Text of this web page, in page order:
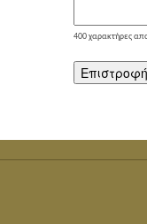
400χαρακτήρες